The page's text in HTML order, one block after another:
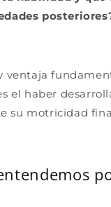
ventaja
el haber
su motricidad